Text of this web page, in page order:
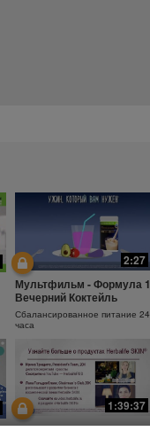
2:27
Мультфильм - Формула 1
Вечерний Коктейль
Сбалансированное питание 24
часа
1:39:37
Почему необходимо